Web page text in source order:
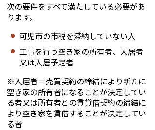
次の要件をすべて満たしている必要があ
ります。
可児市の市税を滞納していない人
工事を行う空き家の所有者、入居者
又は入居予定者
※入居者＝売買契約の締結により新たに
空き家の所有者になることが決定してい
る者又は所有者との賃貸借契約の締結に
より空き家を賃借することが決定してい
る者